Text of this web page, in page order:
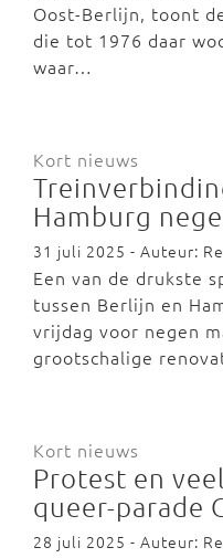
Oost-Berlijn, toont
die tot 1976 daar
waar…
Kort nieuws
Hamburg
31 juli 2025 - Auteur:
Een van de drukste
tussen Berlijn en
vrijdag voor negen
grootschalige
Kort nieuws
Protest en
queer-parade
28 juli 2025 - Auteur: